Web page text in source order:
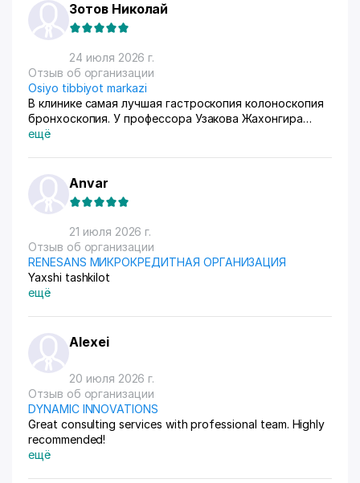
Зотов Николай
24 июля 2026 г.
Отзыв об организации
Osiyo tibbiyot markazi
В клинике самая лучшая гастроскопия колоноскопия
бронхоскопия. У профессора Узакова Жахонгира
Низамовича.
ещё
Anvar
21 июля 2026 г.
Отзыв об организации
RENESANS МИКРОКРЕДИТНАЯ ОРГАНИЗАЦИЯ
Yaxshi tashkilot
ещё
Alexei
20 июля 2026 г.
Отзыв об организации
DYNAMIC INNOVATIONS
Great consulting services with professional team. Highly
recommended!
ещё